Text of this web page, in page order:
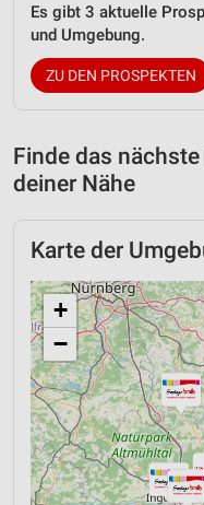
Es gibt 3 aktuelle
und Umgebung.
ZU DEN PROSPEKTEN
Finde das
deiner Nähe
Karte der
+
−